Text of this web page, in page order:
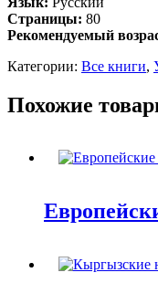
Страницы: 80
Рекомендуемый
Категории: Все книги,
Похожие